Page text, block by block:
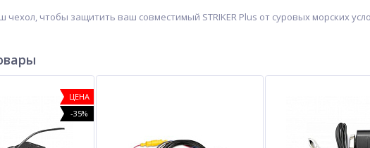
чехол, чтобы защитить ваш совместимый STRIKER Plus от суровых морских
ЦЕНА
-35%